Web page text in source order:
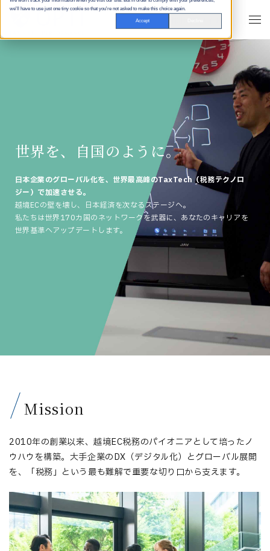
we'll have to use just one tiny cookie so that you're not asked to make this choice again.
Accept
世界を、自国のように。
日本企業のグローバル化を、世界最高峰のTaxTech（税務テクノロ
ジー）で加速させる。
越境ECの壁を壊し、日本経済を次なるステージへ。
私たちは世界170カ国のネットワークを武器に、あなたのキャリアを
世界基準へアップデートします。
Mission
2010年の創業以来、越境EC税務のパイオニアとして培ったノ
ウハウを構築。大手企業のDX（デジタル化）とグローバル展開
を、「税務」という最も難解で重要な切り口から支えます。